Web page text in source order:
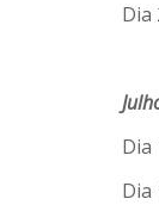
Dia
Dia
Dia